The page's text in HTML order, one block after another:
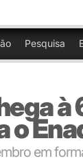
Pesquisa
à
o
em